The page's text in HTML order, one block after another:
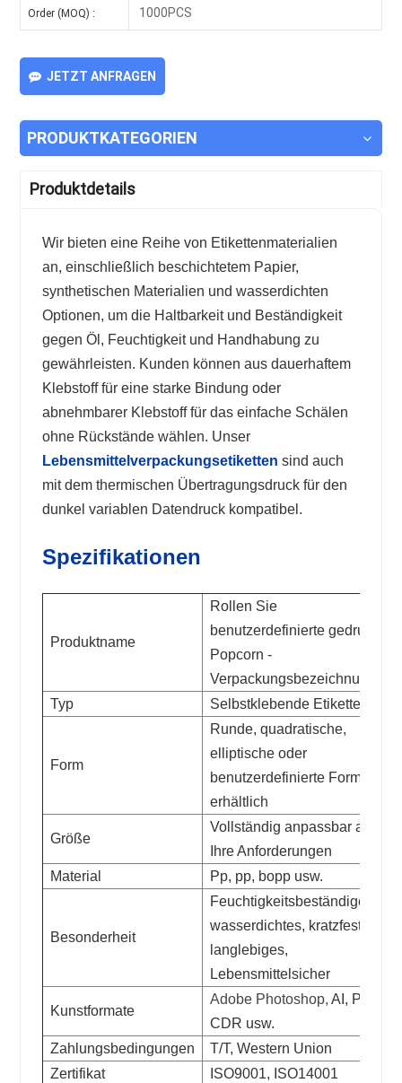
Order (MOQ) : 1000PCS
JETZT ANFRAGEN
PRODUKTKATEGORIEN
Produktdetails
Wir bieten eine Reihe von Etikettenmaterialien
an, einschließlich beschichtetem Papier,
synthetischen Materialien und wasserdichten
Optionen, um die Haltbarkeit und Beständigkeit
gegen Öl, Feuchtigkeit und Handhabung zu
gewährleisten. Kunden können aus dauerhaftem
Klebstoff für eine starke Bindung oder
abnehmbarer Klebstoff für das einfache Schälen
ohne Rückstände wählen. Unser
Lebensmittelverpackungsetiketten sind auch
mit dem thermischen Übertragungsdruck für den
dunkel variablen Datendruck kompatibel.
Spezifikationen
Produktname
Rollen Sie
benutzerdefinierte gedruckte
Popcorn -
Verpackungsbezeichnungen
Typ
Selbstklebende Etiketten
Form
Runde, quadratische,
elliptische oder
benutzerdefinierte Formen
erhältlich
Größe
Vollständig anpassbar auf
Ihre Anforderungen
Material
Pp, pp, bopp usw.
Besonderheit
Feuchtigkeitsbeständiges,
wasserdichtes, kratzfestes,
langlebiges,
Lebensmittelsicher
Kunstformate
Adobe Photoshop,AI, PDF,
CDR usw.
Zahlungsbedingungen
T/T, Western Union
Zertifikat
ISO9001, ISO14001